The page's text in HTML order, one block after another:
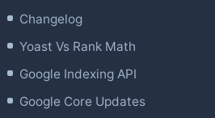
Changelog
Yoast Vs Rank Math
Google Indexing API
Google Core Updates